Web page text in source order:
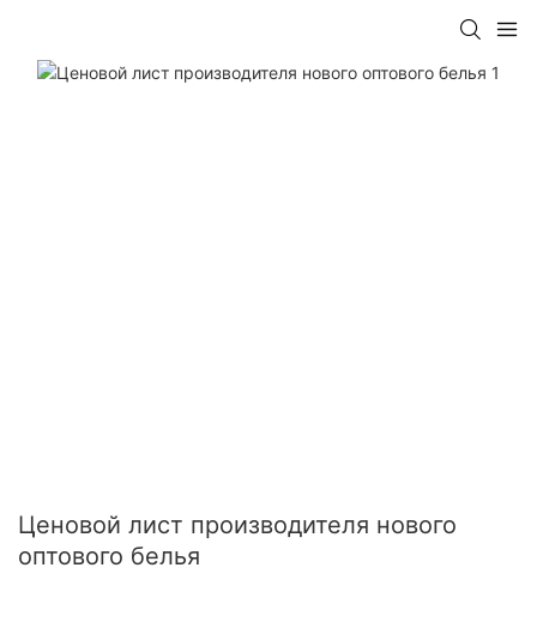
Ценовой лист производителя нового
оптового белья